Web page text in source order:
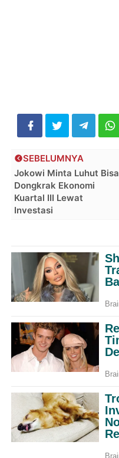
SEBELUMNYA
Jokowi Minta Luhut Bisa
Dongkrak Ekonomi
Kuartal III Lewat
Investasi